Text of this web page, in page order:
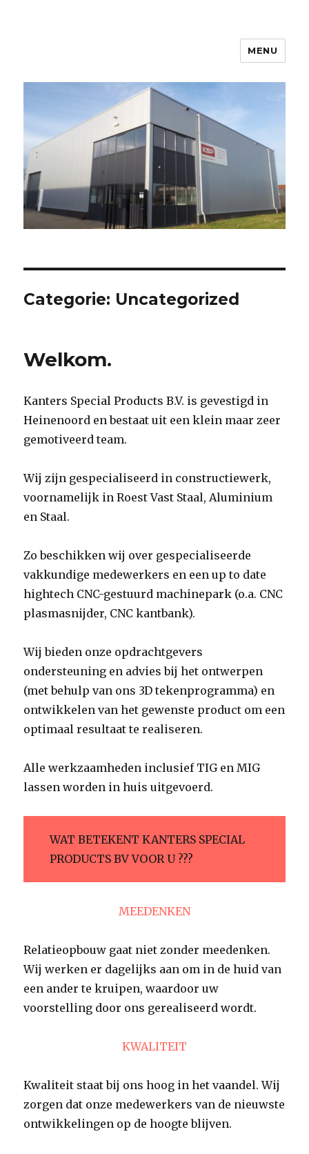
MENU
Categorie: Uncategorized
Welkom.
Kanters Special Products B.V. is gevestigd in
Heinenoord en bestaat uit een klein maar zeer
gemotiveerd team.
Wij zijn gespecialiseerd in constructiewerk,
voornamelijk in Roest Vast Staal, Aluminium
en Staal.
Zo beschikken wij over gespecialiseerde
vakkundige medewerkers en een up to date
hightech CNC-gestuurd machinepark (o.a. CNC
plasmasnijder, CNC kantbank).
Wij bieden onze opdrachtgevers
ondersteuning en advies bij het ontwerpen
(met behulp van ons 3D tekenprogramma) en
ontwikkelen van het gewenste product om een
optimaal resultaat te realiseren.
Alle werkzaamheden inclusief TIG en MIG
lassen worden in huis uitgevoerd.
WAT BETEKENT KANTERS SPECIAL
PRODUCTS BV VOOR U ???
MEEDENKEN
Relatieopbouw gaat niet zonder meedenken.
Wij werken er dagelijks aan om in de huid van
een ander te kruipen, waardoor uw
voorstelling door ons gerealiseerd wordt.
KWALITEIT
Kwaliteit staat bij ons hoog in het vaandel. Wij
zorgen dat onze medewerkers van de nieuwste
ontwikkelingen op de hoogte blijven.